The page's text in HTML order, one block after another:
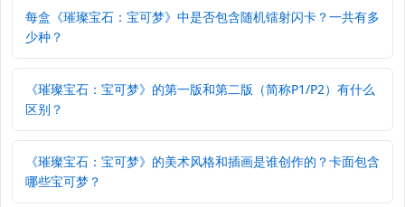
每盒《璀璨宝石：宝可梦》中是否包含随机镭射闪卡？一共有多
少种？
《璀璨宝石：宝可梦》的第一版和第二版（简称P1/P2）有什么
区别？
《璀璨宝石：宝可梦》的美术风格和插画是谁创作的？卡面包含
哪些宝可梦？